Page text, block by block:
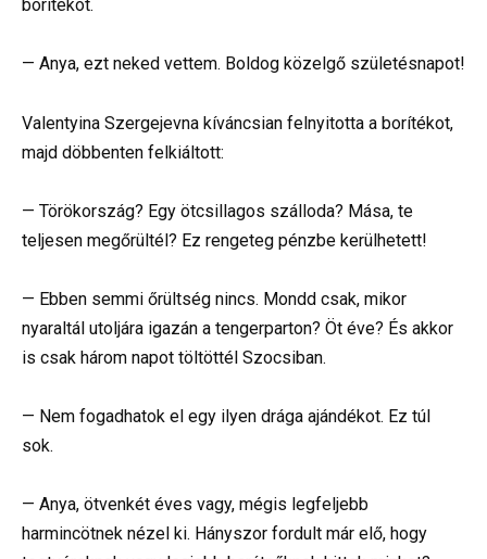
borítékot.
— Anya, ezt neked vettem. Boldog közelgő születésnapot!
Valentyina Szergejevna kíváncsian felnyitotta a borítékot,
majd döbbenten felkiáltott:
— Törökország? Egy ötcsillagos szálloda? Mása, te
teljesen megőrültél? Ez rengeteg pénzbe kerülhetett!
— Ebben semmi őrültség nincs. Mondd csak, mikor
nyaraltál utoljára igazán a tengerparton? Öt éve? És akkor
is csak három napot töltöttél Szocsiban.
— Nem fogadhatok el egy ilyen drága ajándékot. Ez túl
sok.
— Anya, ötvenkét éves vagy, mégis legfeljebb
harmincötnek nézel ki. Hányszor fordult már elő, hogy